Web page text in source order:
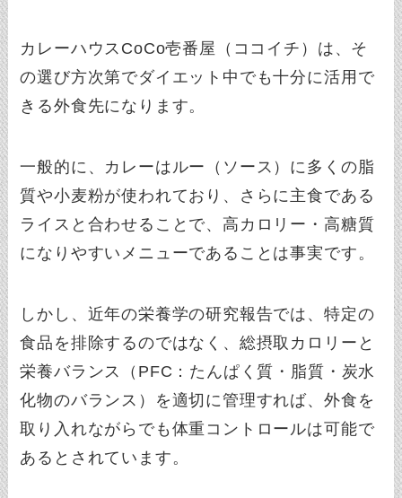
カレーハウスCoCo壱番屋（ココイチ）は、そ
の選び方次第でダイエット中でも十分に活用で
きる外食先になります。
一般的に、カレーはルー（ソース）に多くの脂
質や小麦粉が使われており、さらに主食である
ライスと合わせることで、高カロリー・高糖質
になりやすいメニューであることは事実です。
しかし、近年の栄養学の研究報告では、特定の
食品を排除するのではなく、総摂取カロリーと
栄養バランス（PFC：たんぱく質・脂質・炭水
化物のバランス）を適切に管理すれば、外食を
取り入れながらでも体重コントロールは可能で
あるとされています。